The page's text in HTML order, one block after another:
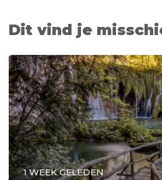
Dit vind je
1 WEEK GELEDEN